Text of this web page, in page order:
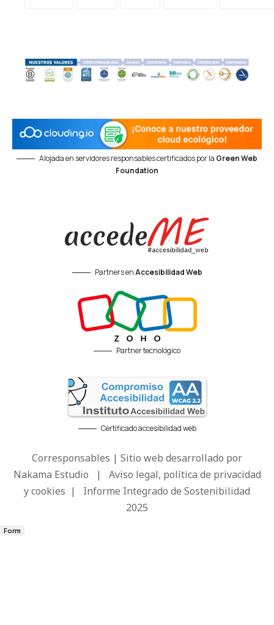
Alojada en servidores responsables certificados por la Green Web
Foundation
Partners enAccesibilidad Web
Partner tecnológico
Certificado accesibilidad web
Corresponsables | Sitio web desarrollado por
Nakama Estudio | Aviso legal, política de privacidad
y cookies | Informe Integrado de Sostenibilidad
2025
Form